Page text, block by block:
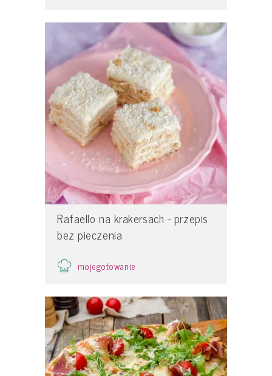
Rafaello na krakersach - przepis
bez pieczenia
mojegotowanie